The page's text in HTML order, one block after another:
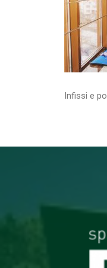
Infissi e